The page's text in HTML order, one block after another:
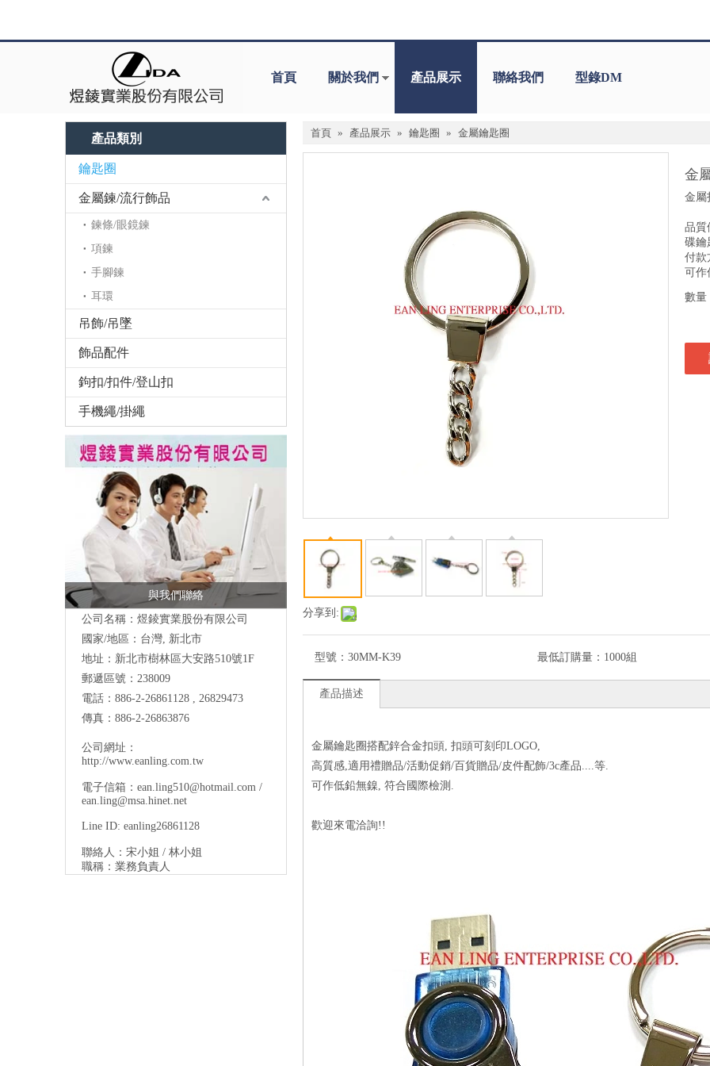
首頁 關於我們 產品展示 聯絡我們 型錄DM
產品類別
鑰匙圈
金屬鍊/流行飾品
鍊條/眼鏡鍊
項鍊
手腳鍊
耳環
吊飾/吊墜
飾品配件
鉤扣/扣件/登山扣
手機繩/掛繩
與我們聯絡
公司名稱：煜錂實業股份有限公司
國家/地區：台灣, 新北市
地址： 新北市樹林區大安路510號1F
郵遞區號：238009
電話：886-2-26861128 , 26829473
傳真：886-2-26863876
公司網址：
http://www.eanling.com.tw
電子信箱： ean.ling510@hotmail.com /
ean.ling@msa.hinet.net
Line ID: eanling26861128
聯絡人：宋小姐 / 林小姐
職稱：業務負責人
首頁 » 產品展示 » 鑰匙圈 » 金屬鑰匙圈
分享到:
金
金屬
品質
碟鑰
付款
可作
數量
型號： 30MM-K39 最低訂購量： 1000組
產品描述
金屬鑰匙圈搭配鋅合金扣頭, 扣頭可刻印LOGO,
高質感,適用禮贈品/活動促銷/百貨贈品/皮件配飾/3c產品....等.
可作低鉛無鎳, 符合國際檢測.
歡迎來電洽詢!!